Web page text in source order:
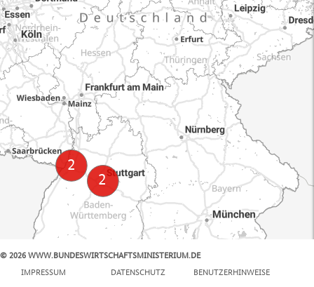
© 2026 WWW.BUNDESWIRTSCHAFTSMINISTERIUM.DE
IMPRESSUM
DATENSCHUTZ BENUTZERHINWEISE